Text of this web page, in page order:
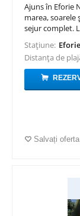
Ajuns în Eforie
marea,
sejur complet.
Stațiune:
Distanța de
Salvați oferta